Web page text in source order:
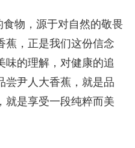
物，源于对自然的敬畏
蕉，正是我们这份信念
味的理解，对健康的追
尝尹人大香蕉，就是品
就是享受一段纯粹而美